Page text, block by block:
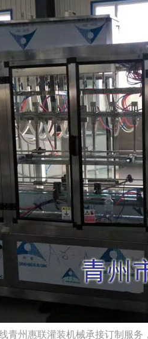
州惠联灌装机械承接订制服务